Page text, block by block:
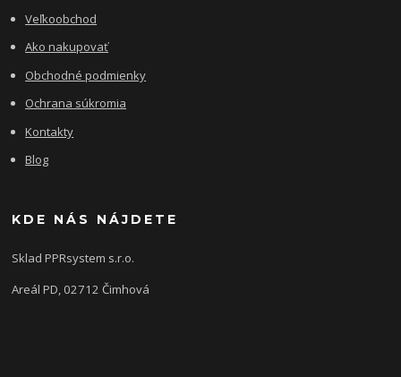
Veľkoobchod
Ako nakupovať
Obchodné podmienky
Ochrana súkromia
Kontakty
Blog
KDE NÁS NÁJDETE
Sklad PPRsystem s.r.o.
Areál PD, 02712 Čimhová